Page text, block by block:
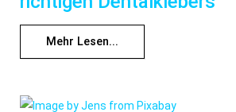
Mehr Lesen...